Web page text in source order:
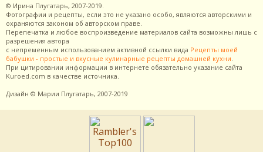
© Ирина Плугатарь, 2007-2019.
Фотографии и рецепты, если это не указано особо, являются авторскими и
охраняются законом об авторском праве.
Перепечатка и любое воспроизведение материалов сайта возможны лишь с
разрешения автора
с непременным использованием активной ссылки вида Рецепты моей
бабушки - простые и вкусные кулинарные рецепты домашней кухни
При цитировании информации в интернете обязательно указание сайта
Kuroed.com в качестве источника.
Дизайн © Марии Плугатарь, 2007-2019